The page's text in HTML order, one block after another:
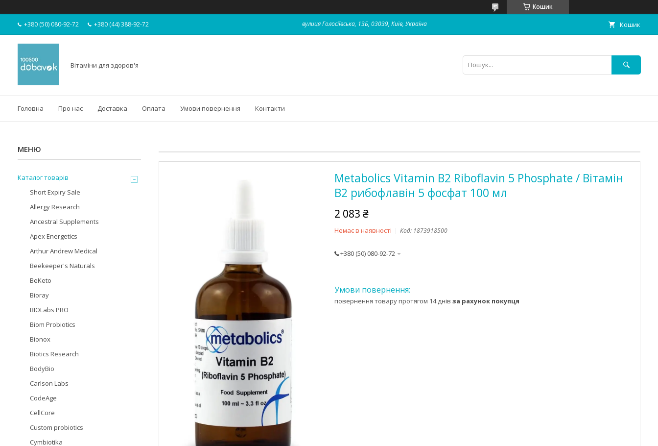
Кошик
+380 (50) 080-92-72 +380 (44) 388-92-72 вулиця Голосіївська, 13Б, 03039, Київ, Україна Кошик
Вітаміни для здоров'я
Головна Про нас Доставка Оплата Умови повернення Контакти
Metabolics Vitamin B2 Riboflavin 5 Phosphate / Вітамін
B2 рибофлавін 5 фосфат 100 мл
2 083 ₴
Немає в наявності Код: 1873918500
+380 (50) 080-92-72
повернення товару протягом 14 днів за рахунок покупця
Каталог товарів
Short Expiry Sale
Allergy Research
Ancestral Supplements
Apex Energetics
Arthur Andrew Medical
Beekeeper's Naturals
BeKeto
Bioray
BIOLabs PRO
Biom Probiotics
Bionox
Biotics Research
BodyBio
Carlson Labs
CodeAge
CellCore
Custom probiotics
Cymbiotika